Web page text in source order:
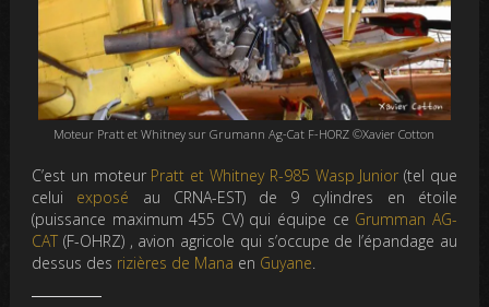
Moteur Pratt et Whitney sur Grumann Ag-Cat F-HORZ ©Xavier Cotton
C’est un moteur Pratt et Whitney R-985 Wasp Junior (tel que
celui exposé au CRNA-EST) de 9 cylindres en étoile
(puissance maximum 455 CV) qui équipe ce Grumman AG-
CAT (F-OHRZ) , avion agricole qui s’occupe de l’épandage au
dessus des rizières de Mana en Guyane.